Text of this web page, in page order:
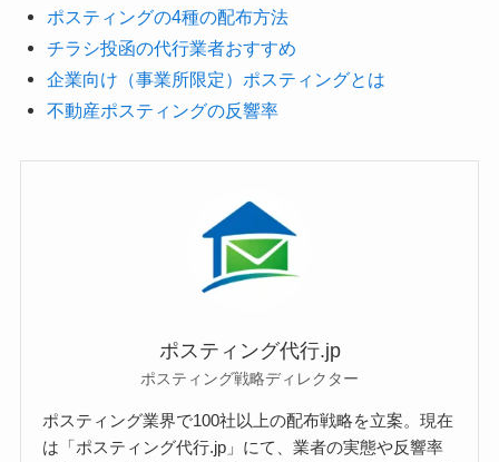
ポスティングの4種の配布方法
チラシ投函の代行業者おすすめ
企業向け（事業所限定）ポスティングとは
不動産ポスティングの反響率
ポスティング代行.jp
ポスティング戦略ディレクター
ポスティング業界で100社以上の配布戦略を立案。現在
は「ポスティング代行.jp」にて、業者の実態や反響率